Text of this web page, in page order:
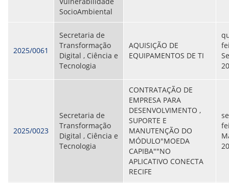
SocioAmbiental
2025/0061
Secretaria de
Transformação
Digital , Ciência e
Tecnologia
AQUISIÇÃO DE
EQUIPAMENTOS DE TI
2025/0023
Secretaria de
Transformação
Digital , Ciência e
Tecnologia
CONTRATAÇÃO DE
EMPRESA PARA
DESENVOLVIMENTO ,
SUPORTE E
MANUTENÇÃO DO
MÓDULO"MOEDA
CAPIBA""NO
APLICATIVO CONECTA
RECIFE